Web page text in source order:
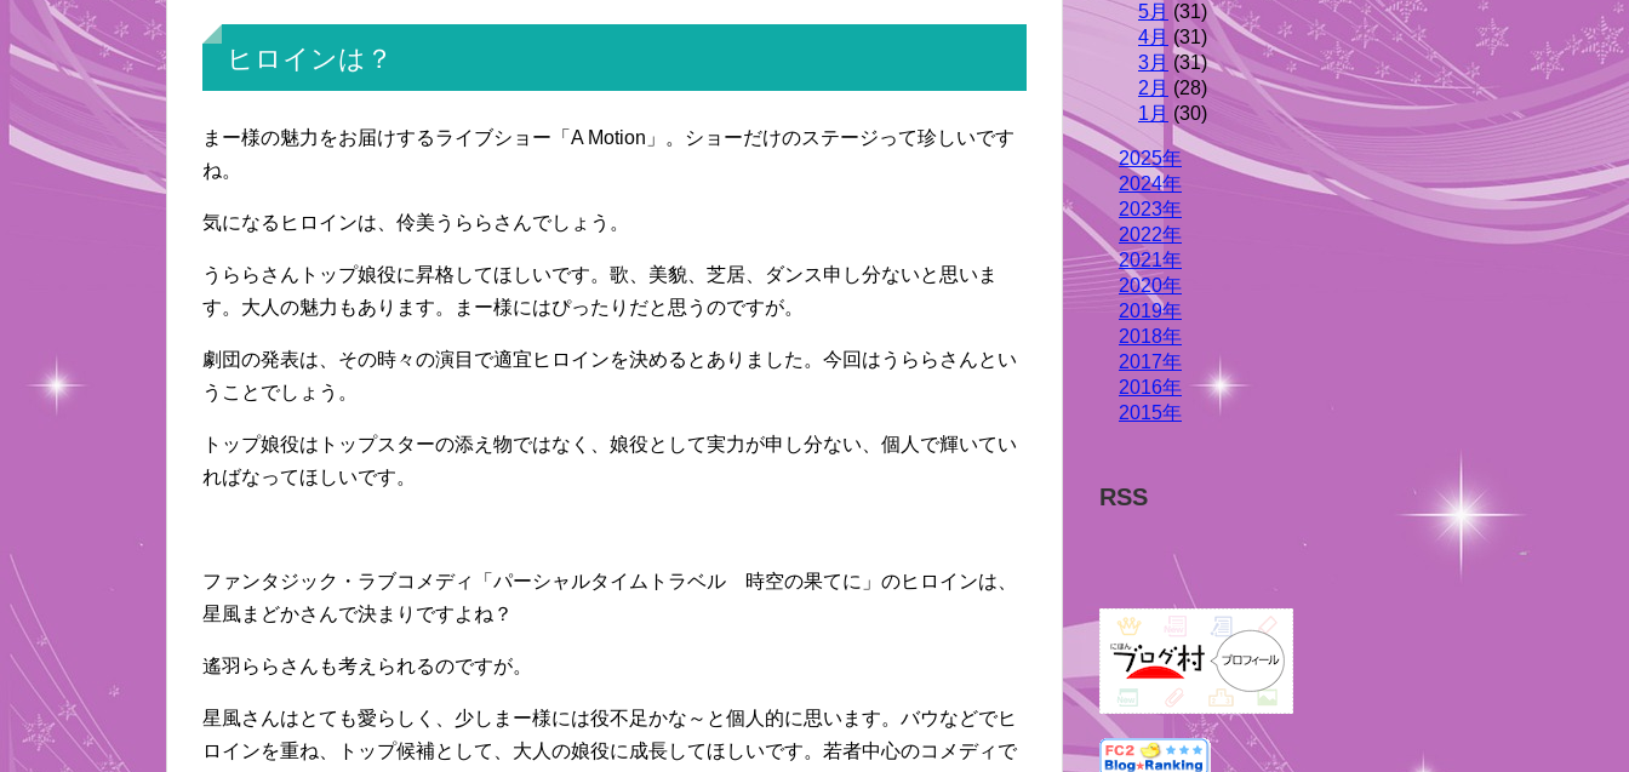
ヒロインは？
まー様の魅力をお届けするライブショー「A Motion」。ショーだけのステージって珍しいです
ね。
気になるヒロインは、伶美うららさんでしょう。
うららさんトップ娘役に昇格してほしいです。歌、美貌、芝居、ダンス申し分ないと思いま
す。大人の魅力もあります。まー様にはぴったりだと思うのですが。
劇団の発表は、その時々の演目で適宜ヒロインを決めるとありました。今回はうららさんとい
うことでしょう。
トップ娘役はトップスターの添え物ではなく、娘役として実力が申し分ない、個人で輝いてい
ればなってほしいです。
ファンタジック・ラブコメディ「パーシャルタイムトラベル 時空の果てに」のヒロインは、
星風まどかさんで決まりですよね？
遙羽ららさんも考えられるのですが。
星風さんはとても愛らしく、少しまー様には役不足かな～と個人的に思います。バウなどでヒ
ロインを重ね、トップ候補として、大人の娘役に成長してほしいです。若者中心のコメディで
5月 (31)
4月 (31)
3月 (31)
2月 (28)
1月 (30)
2025年
2024年
2023年
2022年
2021年
2020年
2019年
2018年
2017年
2016年
2015年
RSS